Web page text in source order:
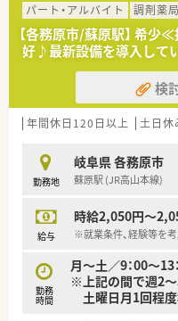
パート・アルバイト
調剤薬局
【各務原市/蘇原駅】 希
好♪最新設備を導入して
検
年間休日120日以上 土日休
勤務地
岐阜県 各務原市
蘇原駅 (JR高山本線)
給与
時給2,050円～
※就業条件、経験等を考
勤務
時間
月～土／9：00～13
※上記の間で週2～
土曜日月1回程度